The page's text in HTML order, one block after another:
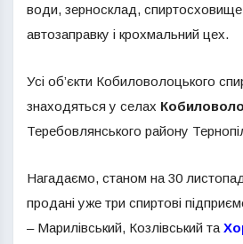
води, зерносклад,
автозаправку і крохмальний цех.
Усі об’єкти Кобиловолоцького
знаходяться у селах
Теребовлянського району
Нагадаємо, станом на 30
продані уже три спиртові
– Марилівський, Козлівський та